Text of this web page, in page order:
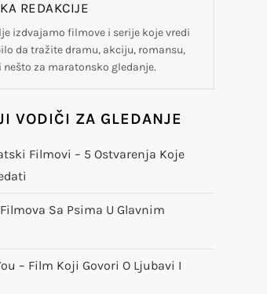
REDAKCIJE
izdvajamo filmove i serije koje vredi
da tražite dramu, akciju, romansu,
za maratonsko gledanje.
VODIČI ZA GLEDANJE
Filmovi – 5 Ostvarenja Koje
Sa Psima U Glavnim
– Film Koji Govori O Ljubavi I